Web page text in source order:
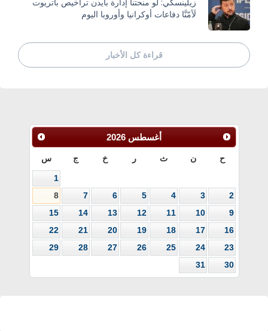
لَأمّنَّا دفاعات أوكرانيا وأوروبا اليوم
قراءة كل الأخبار
أغسطس 2026
ح ن ث ر خ ج س
1
2
3
4
5
6
7
8
9
10
11
12
13
14
15
16
17
18
19
20
21
22
23
24
25
26
27
28
29
30
31